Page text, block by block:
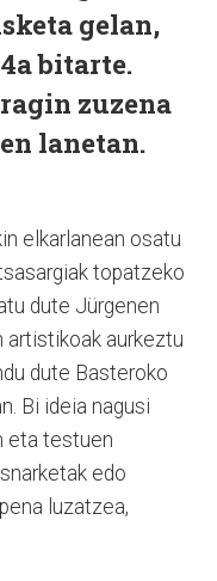
gelan,
bitarte.
zuzena
lanetan.
elkarlanean osatu
topatzeko
dute Jürgenen
artistikoak aurkeztu
dute Basteroko
Bi ideia nagusi
eta testuen
edo
luzatzea,